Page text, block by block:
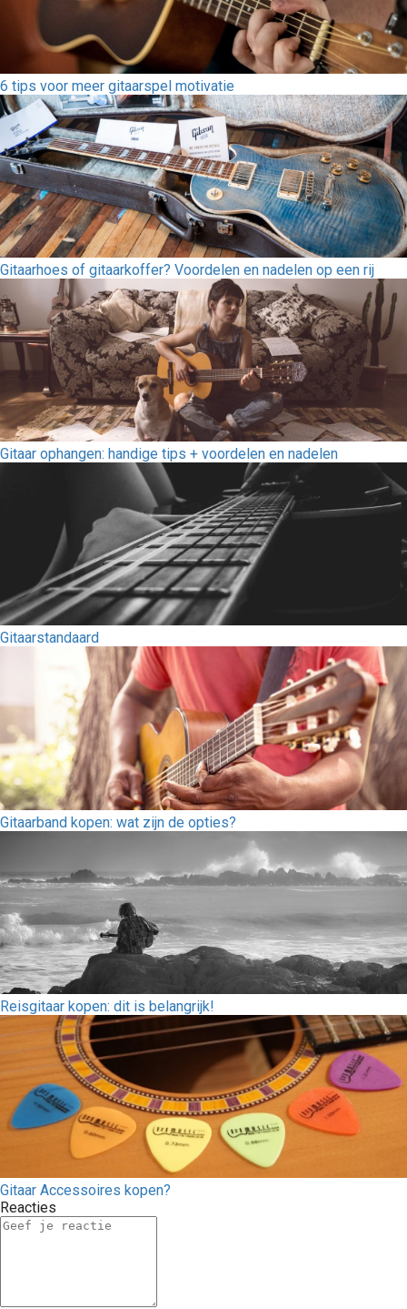
6 tips voor meer gitaarspel motivatie
Gitaarhoes of gitaarkoffer? Voordelen en nadelen op een rij
Gitaar ophangen: handige tips + voordelen en nadelen
Gitaarstandaard
Gitaarband kopen: wat zijn de opties?
Reisgitaar kopen: dit is belangrijk!
Gitaar Accessoires kopen?
Reacties